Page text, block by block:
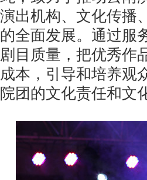
演出机构、文化传播
的全面发展。通过服
剧目质量，把优秀作
成本，引导和培养观
院团的文化责任和文